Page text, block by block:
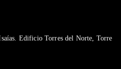
Edificio Torres del Norte, Torre